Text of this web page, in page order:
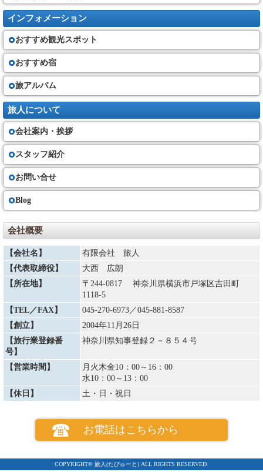
契約の成立と契約書面・確定書面の交付
（６）旅行契約は、当社が契約の締結を承諾し、旅行代金を受領した時に
成立するものとします。
①当社は、旅行契約が成立した場合は速やかに、旅行日程、旅行サービス
の内容、旅行代金その他の旅行条件及び当社の責任に関する事項を記載し
た書面（以下「契約書面」という）を お客さまにお渡します。
②契約書面で、確定された旅行日程又は運送若しくは宿泊機関の名称が記
載できない場合には、これらの確定状況を記載した書面（最終日程表）
（以下「確定書面」という）を旅行開始日の前日までに交付いたします。
但し、旅行開始日の前日から起算してさかのぼって７日前に当る日以降に
旅行契約の申込みがなされた場合は、旅行開始日当日に確定書面を交付す
る場合があります。また、交付期日前であってもお問い合わせいただけれ
ば当社は手配状況についてご説明いたします。
お客様の交替
（７）お客さまは、当社の承諾を得て、契約上の地位を第三者に譲り渡す
ことができます。場合によっては、所定の手数料を頂く事がございます。
旅行契約内容・代金の変更
の中止、官公署の命令、当初の運行計画によらない運送サービスの提供そ
の他の当社の関与できない事由が生じた場合、契約内容を変更することが
あります。またその変更に伴い旅行代金を変更することがあります。著し
い経済情勢の変動により通常予想される程度を大幅に超えて利用する運送
機関の運賃・料金の改定があった場合は、旅行代金を変更することがあり
ます。増額の場合は旅行開始日の前日から起算してさかのぼって１５日目
にあたる日より前にお知らせします。
②複数人数で宿泊施設等を利用する場合、申し込んだお客様の一方が契約
を解除したために旅行代金を増額する場合、契約を解除したお客様から取
消料を申し受けるほか、参加されるお客様から追加代金を申し受けます。
③減額する場合は運賃・料金の減少額だけ旅行代金を減額します。なお、
払戻すべき金額が生じる場合は、契約書面に記載した旅行終了日の翌日か
ら起算して30日以内に払戻しいたします。
お客様による旅行契約の解除
（８）お客様は、下記の取消料を支払って旅行契約を解除することができ
ます。
①取消料の対象となる旅行代金とは表記の旅行代金に追加代金を加え
た合計額です。
① 契約内容に下記「旅程保証」の変更補償金の支払い対象に該当する
インフォメーション
おすすめ観光スポット
おすすめ宿
旅アルバム
旅人について
会社案内・挨拶
スタッフ紹介
お問い合せ
Blog
会社概要
【会社名】
有限会社 旅人
【代表取締役】
大西 広朗
【所在地】
〒244-0817 神奈川県横浜市戸塚区吉田町
1118-5
【TEL／FAX】
045-270-6973 ／045-881-8587
【創立】
2004年11月26日
【旅行業登録番
号】
神奈川県知事登録２－８５４号
【営業時間】
月火木金10：00～16：00
水10：00～13：00
【休日】
土・日・祝日
お電話はこちらから
COPYRIGHT© 旅人(たびゅーと) ALL RIGHTS RESERVED.